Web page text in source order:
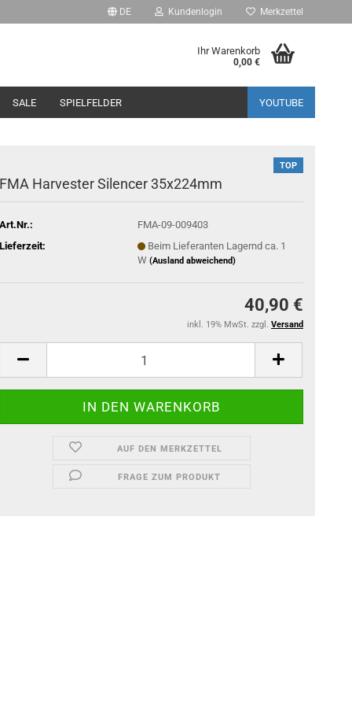
DE Kundenlogin Merkzettel
Ihr Warenkorb
0,00 €
SALE SPIELFELDER YOUTUBE
TOP
FMA Harvester Silencer 35x224mm
Art.Nr.:
FMA-09-009403
Lieferzeit:
Beim Lieferanten Lagernd ca. 1
W(Ausland abweichend)
40,90 €
inkl. 19% MwSt. zzgl. Versand
AUF DEN MERKZETTEL
FRAGE ZUM PRODUKT